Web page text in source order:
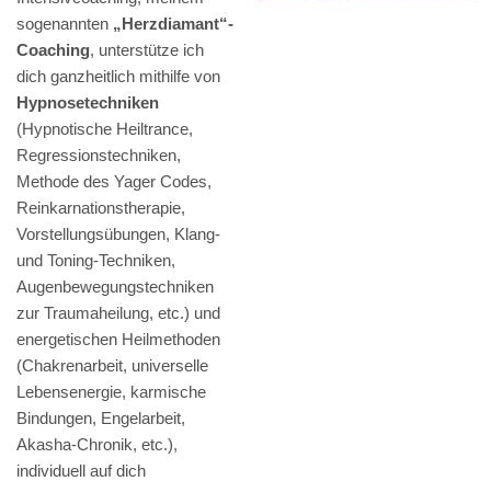
sogenannten „Herzdiamant“-
Coaching, unterstütze ich
dich ganzheitlich mithilfe von
Hypnosetechniken
(Hypnotische Heiltrance,
Regressionstechniken,
Methode des Yager Codes,
Reinkarnationstherapie,
Vorstellungsübungen, Klang-
und Toning-Techniken,
Augenbewegungstechniken
zur Traumaheilung, etc.) und
energetischen Heilmethoden
(Chakrenarbeit, universelle
Lebensenergie, karmische
Bindungen, Engelarbeit,
Akasha-Chronik, etc.),
individuell auf dich